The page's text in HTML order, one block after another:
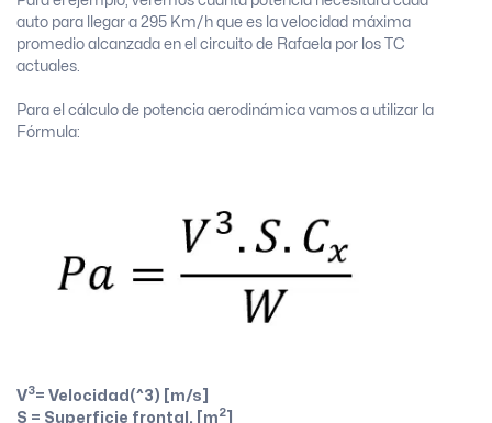
auto para llegar a 295 Km/h que es la velocidad máxima
promedio alcanzada en el circuito de Rafaela por los TC
actuales.
Para el cálculo de potencia aerodinámica vamos a utilizar la
Fórmula:
V3= Velocidad(^3) [m/s]
S = Superficie frontal. [m 2